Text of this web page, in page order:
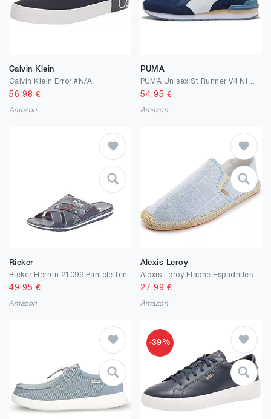
Calvin Klein
Calvin Klein Error:#N/A
56.98 €
Amazon
PUMA
54.95 €
Amazon
Rieker
Rieker Herren 21099 Pantoletten
49.95 €
Amazon
Alexis Leroy
27.99 €
Amazon
-39%